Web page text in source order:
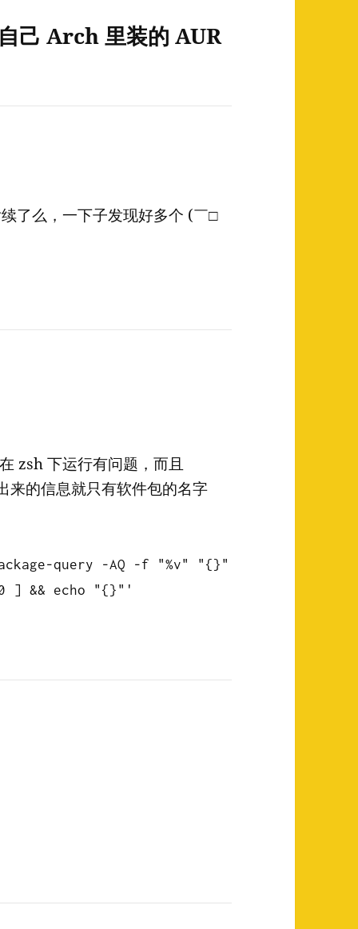
己 Arch 里装的 AUR
了么，一下子发现好多个 (￣□
zsh 下运行有问题，而且
来的信息就只有软件包的名字
query -AQ -f "%v" "{}"
&& echo "{}"'